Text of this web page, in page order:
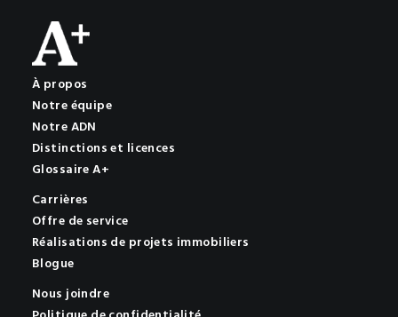
À propos
Notre équipe
Notre ADN
Distinctions et licences
Glossaire A+
Carrières
Offre de service
Réalisations de projets immobiliers
Blogue
Nous joindre